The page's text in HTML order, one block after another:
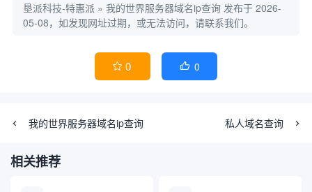
垦派科技-特惠派 » 我的世界服务器域名ip查询 发布于 2026-
05-08，如发现网址过期，或无法访问，请联系我们。
 0  0
我的世界服务器域名ip查询 私人域名查询
相关推荐